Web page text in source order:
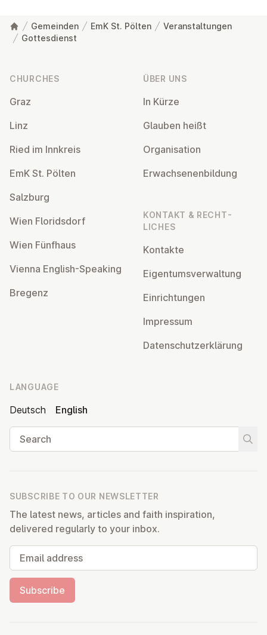
Gemeinden EmK St. Pölten
Veranstaltungen
Gottesdienst
CHURCHES
Graz
Linz
Ried im Innkreis
EmK St. Pölten
Salzburg
Wien Flor­idsdorf
Wien Fünfhaus
Vienna English-Speaking
Bregenz
ÜBER UNS
In Kürze
Glauben heißt
Or­gan­isa­tion
Er­wach­sen­en­bildung
KONTAKT & RECHT­
LICHES
Kontakte
Ei­gentums­ver­wal­tung
Ein­rich­tun­gen
Impressum
Datens­chutzerklärung
LANGUAGE
Deutsch
English
Search
SUBSCRIBE TO OUR NEWSLETTER
The latest news, articles and faith inspiration,
delivered regularly to your inbox.
Email address
Subscribe